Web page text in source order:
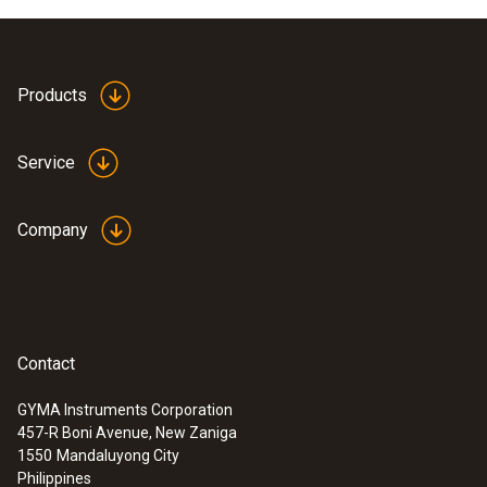
Products
Service
Company
Contact
GYMA Instruments Corporation
457-R Boni Avenue, New Zaniga
1550 Mandaluyong City
Philippines